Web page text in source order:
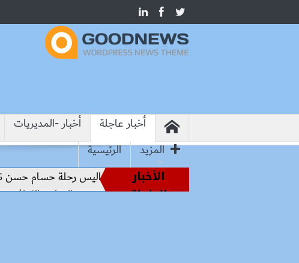
أخبار عاجلة أخبار -المديريات
المزيد
الرئيسية
الأخبار
العاجلة
من أساطير الملاعب إلى قيادة الفراعنة.. كواليس رحلة حسام حسن نحو
مصر وتشاد تبحثان إنشاء متحف وطني وتوسيع التعاون الثقافي بين